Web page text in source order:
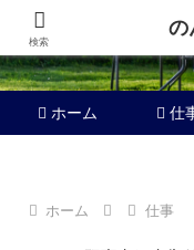
ホーム 仕
ホーム 仕事
検索
の